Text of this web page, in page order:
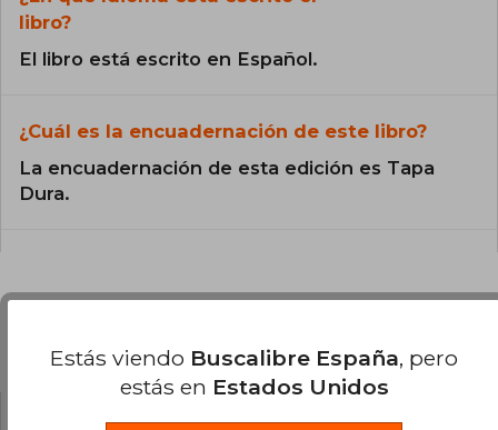
libro?
El libro está escrito en Español.
¿Cuál es la encuadernación de este libro?
La encuadernación de esta edición es Tapa
Dura.
Preguntas y respuestas sobre el libro
Estás viendo Buscalibre España, pero
estás en Estados Unidos